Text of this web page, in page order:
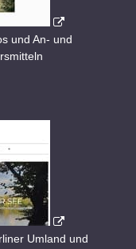
und An- und
Umland und